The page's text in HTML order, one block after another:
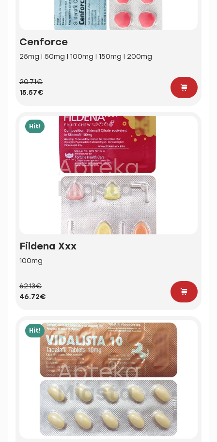
Cenforce
25mg | 50mg | 100mg | 150mg | 200mg
20.71€
15.57€
Hit!
Fildena Xxx
100mg
62.13€
46.72€
Hit!